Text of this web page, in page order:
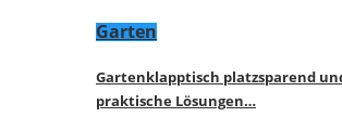
Garten
Gartenklapptisch platzsparend
praktische Lösungen…